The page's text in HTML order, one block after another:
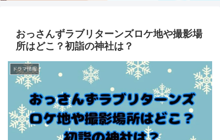
おっさんずラブリターンズロケ地や撮影場
所はどこ？初詣の神社は？
ドラマ情報